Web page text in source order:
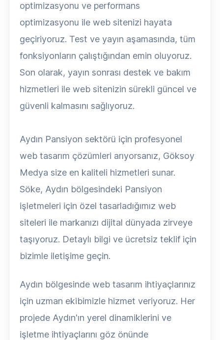
optimizasyonu ve performans
optimizasyonu ile web sitenizi hayata
geçiriyoruz. Test ve yayın aşamasında, tüm
fonksiyonların çalıştığından emin oluyoruz.
Son olarak, yayın sonrası destek ve bakım
hizmetleri ile web sitenizin sürekli güncel ve
güvenli kalmasını sağlıyoruz.
Aydın Pansiyon sektörü için profesyonel
web tasarım çözümleri arıyorsanız, Göksoy
Medya size en kaliteli hizmetleri sunar.
Söke, Aydın bölgesindeki Pansiyon
işletmeleri için özel tasarladığımız web
siteleri ile markanızı dijital dünyada zirveye
taşıyoruz. Detaylı bilgi ve ücretsiz teklif için
bizimle iletişime geçin.
Aydın bölgesinde web tasarım ihtiyaçlarınız
için uzman ekibimizle hizmet veriyoruz. Her
projede Aydın'ın yerel dinamiklerini ve
işletme ihtiyaçlarını göz önünde